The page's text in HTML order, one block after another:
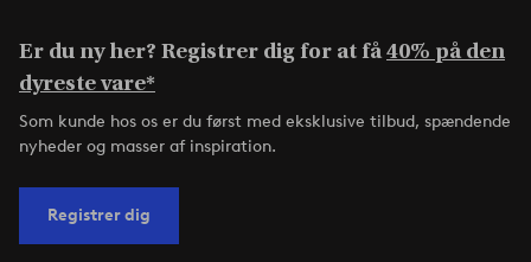
Er du ny her? Registrer dig for at få40% på den
dyreste vare*
Som kunde hos os er du først med eksklusive tilbud, spændende
nyheder og masser af inspiration.
Registrer dig